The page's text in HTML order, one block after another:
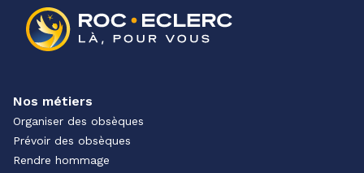
Nos métiers
Organiser des obsèques
Prévoir des obsèques
Rendre hommage